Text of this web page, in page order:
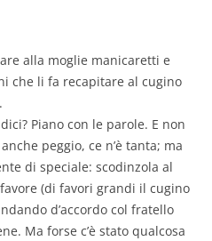
alla moglie manicaretti e
che li fa recapitare al cugino
Piano con le parole. E non
peggio, ce n’è tanta; ma
di speciale: scodinzola al
(di favori grandi il cugino
d’accordo col fratello
Ma forse c’è stato qualcosa